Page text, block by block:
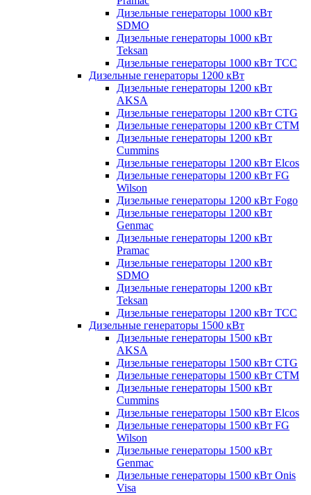
Дизельные генераторы 1000 кВт
SDMO
Дизельные генераторы 1000 кВт
Teksan
Дизельные генераторы 1000 кВт ТСС
Дизельные генераторы 1200 кВт
Дизельные генераторы 1200 кВт
AKSA
Дизельные генераторы 1200 кВт CTG
Дизельные генераторы 1200 кВт CTM
Дизельные генераторы 1200 кВт
Cummins
Дизельные генераторы 1200 кВт Elcos
Дизельные генераторы 1200 кВт FG
Wilson
Дизельные генераторы 1200 кВт Fogo
Дизельные генераторы 1200 кВт
Genmac
Дизельные генераторы 1200 кВт
Pramac
Дизельные генераторы 1200 кВт
SDMO
Дизельные генераторы 1200 кВт
Teksan
Дизельные генераторы 1200 кВт ТСС
Дизельные генераторы 1500 кВт
Дизельные генераторы 1500 кВт
AKSA
Дизельные генераторы 1500 кВт CTG
Дизельные генераторы 1500 кВт CTM
Дизельные генераторы 1500 кВт
Cummins
Дизельные генераторы 1500 кВт Elcos
Дизельные генераторы 1500 кВт FG
Wilson
Дизельные генераторы 1500 кВт
Genmac
Дизельные генераторы 1500 кВт Onis
Visa